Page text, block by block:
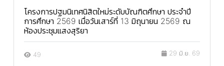
โครงการปฐมนิเทศนิสิตใหม่ระดับบัณฑิตศึกษา ประจำปี
การศึกษา 2569 เมื่อวันเสาร์ที่ 13 มิถุนายน 2569 ณ
ห้องประชุมแสงสุริยา
49 29 มิ.ย. 69